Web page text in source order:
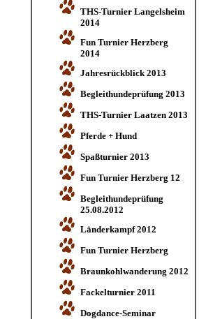
THS-Turnier Langelsheim
2014
Fun Turnier Herzberg
2014
Jahresrückblick 2013
Begleithundeprüfung 2013
THS-Turnier Laatzen 2013
Pferde + Hund
Spaßturnier 2013
Fun Turnier Herzberg 12
Begleithundeprüfung
25.08.2012
Länderkampf 2012
Fun Turnier Herzberg
Braunkohlwanderung 2012
Fackelturnier 2011
Dogdance-Seminar